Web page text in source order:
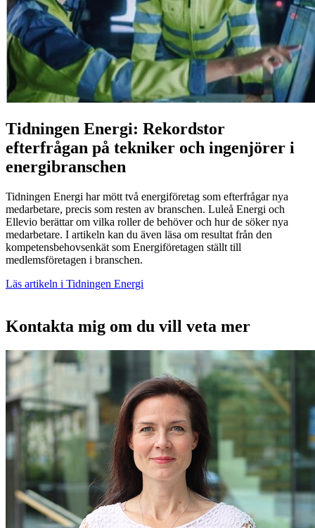
Tidningen Energi: Rekordstor
efterfrågan på tekniker och ingenjörer i
energibranschen
Tidningen Energi har mött två energiföretag som efterfrågar nya
medarbetare, precis som resten av branschen. Luleå Energi och
Ellevio berättar om vilka roller de behöver och hur de söker nya
medarbetare. I artikeln kan du även läsa om resultat från den
kompetensbehovsenkät som Energiföretagen ställt till
medlemsföretagen i branschen.
Läs artikeln i Tidningen Energi
Kontakta mig om du vill veta mer